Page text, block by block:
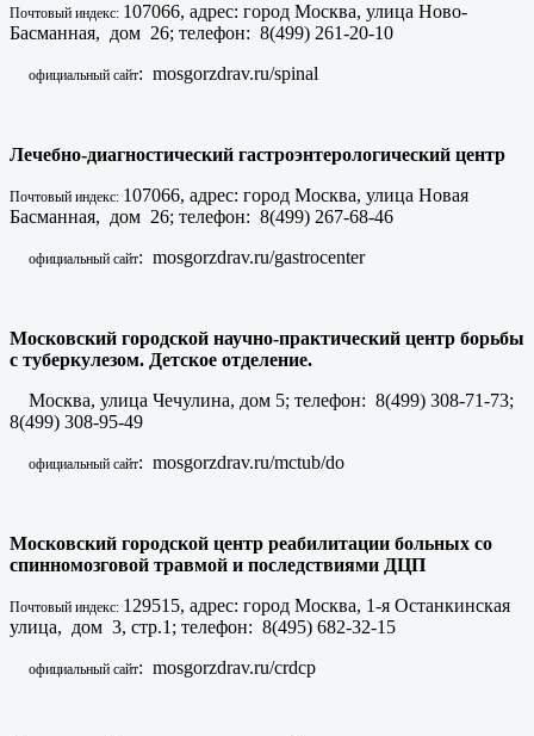
Почтовый индекс: 107066, адрес: город Москва, улица Ново-
Басманная, дом 26; телефон: 8(499) 261-20-10
официальный сайт: mosgorzdrav.ru/spinal
Лечебно-диагностический гастроэнтерологический центр
Почтовый индекс: 107066, адрес: город Москва, улица Новая
Басманная, дом 26; телефон: 8(499) 267-68-46
официальный сайт: mosgorzdrav.ru/gastrocenter
Московский городской научно-практический центр борьбы
с туберкулезом. Детское отделение.
Москва, улица Чечулина, дом 5; телефон: 8(499) 308-71-73;
8(499) 308-95-49
официальный сайт: mosgorzdrav.ru/mctub/do
Московский городской центр реабилитации больных со
спинномозговой травмой и последствиями ДЦП
Почтовый индекс: 129515, адрес: город Москва, 1-я Останкинская
улица, дом 3, стр.1; телефон: 8(495) 682-32-15
официальный сайт: mosgorzdrav.ru/crdcp